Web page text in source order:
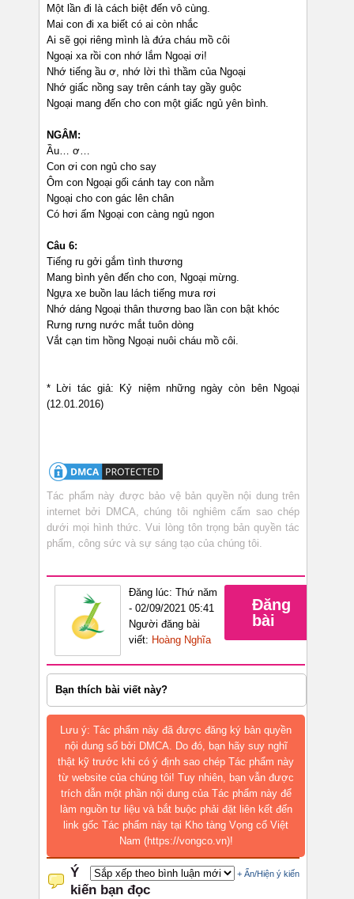
Một lần đi là cách biệt đến vô cùng.
Mai con đi xa biết có ai còn nhắc
Ai sẽ gọi riêng mình là đứa cháu mồ côi
Ngoại xa rồi con nhớ lắm Ngoại ơi!
Nhớ tiếng ầu ơ, nhớ lời thì thầm của Ngoại
Nhớ giấc nồng say trên cánh tay gầy guộc
Ngoại mang đến cho con một giấc ngủ yên bình.
NGÂM:
Ầu… ơ…
Con ơi con ngủ cho say
Ôm con Ngoại gối cánh tay con nằm
Ngoại cho con gác lên chân
Có hơi ấm Ngoại con càng ngủ ngon
Câu 6:
Tiếng ru gởi gắm tình thương
Mang bình yên đến cho con, Ngoại mừng.
Ngựa xe buồn lau lách tiếng mưa rơi
Nhớ dáng Ngoại thân thương bao lần con bật khóc
Rưng rưng nước mắt tuôn dòng
Vắt cạn tim hồng Ngoại nuôi cháu mồ côi.
* Lời tác giả: Kỷ niệm những ngày còn bên Ngoại
(12.01.2016)
Tác phẩm này được bảo vệ bản quyền nội dung trên
internet bởi DMCA, chúng tôi nghiêm cấm sao chép
dưới mọi hình thức. Vui lòng tôn trọng bản quyền tác
phẩm, công sức và sự sáng tạo của chúng tôi.
Đăng lúc: Thứ năm
- 02/09/2021 05:41
Người đăng bài
viết: Hoàng Nghĩa
Đăng
bài
Bạn thích bài viết này?
Lưu ý: Tác phẩm này đã được đăng ký bản quyền
nội dung số bởi DMCA. Do đó, bạn hãy suy nghĩ
thật kỹ trước khi có ý định sao chép Tác phẩm này
từ website của chúng tôi! Tuy nhiên, bạn vẫn được
trích dẫn một phần nội dung của Tác phẩm này để
làm nguồn tư liệu và bắt buộc phải đặt liên kết đến
link gốc Tác phẩm này tại Kho tàng Vọng cổ Việt
Nam (https://vongco.vn)!